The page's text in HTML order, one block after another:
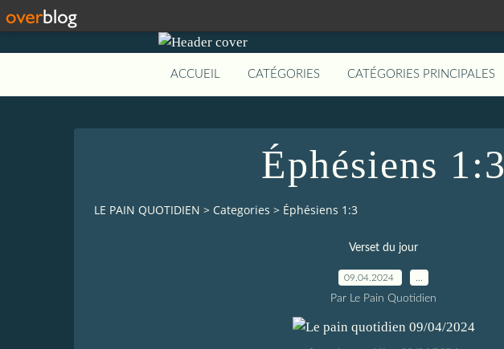
ACCUEIL CATÉGORIES CATÉGORIES PRINCIPALES
Éphésiens 1:3
LE PAIN QUOTIDIEN > Categories > Éphésiens 1:3
Verset du jour
09.04.2024
Par Le Pain Quotidien